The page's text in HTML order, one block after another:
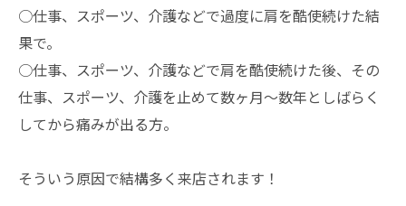
○仕事、スポーツ、介護などで過度に肩を酷使続けた結
果で。
○仕事、スポーツ、介護などで肩を酷使続けた後、その
仕事、スポーツ、介護を止めて数ヶ月～数年としばらく
してから痛みが出る方。
そういう原因で結構多く来店されます！